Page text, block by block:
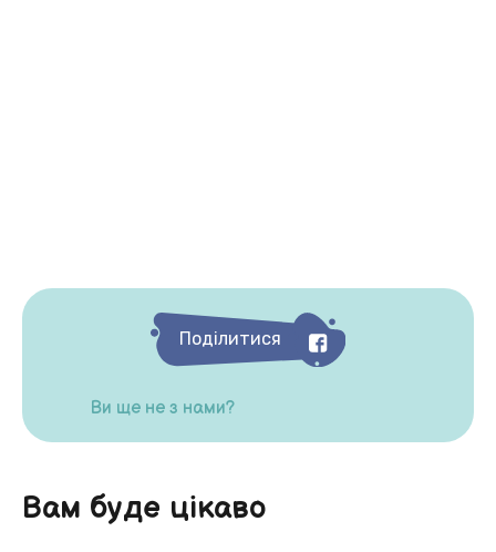
Поділитися
Ви ще не з нами?
Вам буде цікаво